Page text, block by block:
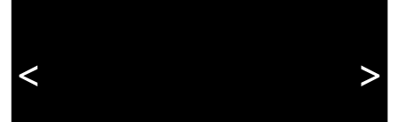
< >